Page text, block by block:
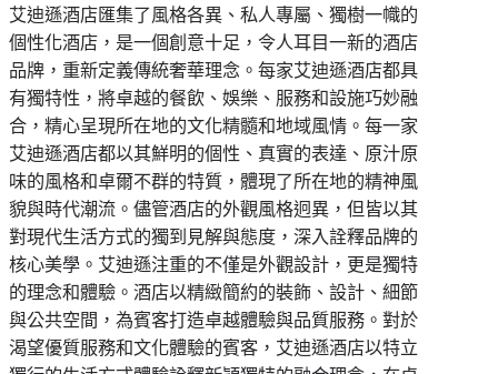
艾迪遜酒店匯集了風格各異、私人專屬、獨樹一幟的
個性化酒店，是一個創意十足，令人耳目一新的酒店
品牌，重新定義傳統奢華理念。每家艾迪遜酒店都具
有獨特性，將卓越的餐飲、娛樂、服務和設施巧妙融
合，精心呈現所在地的文化精髓和地域風情。每一家
艾迪遜酒店都以其鮮明的個性、真實的表達、原汁原
味的風格和卓爾不群的特質，體現了所在地的精神風
貌與時代潮流。儘管酒店的外觀風格迥異，但皆以其
對現代生活方式的獨到見解與態度，深入詮釋品牌的
核心美學。艾迪遜注重的不僅是外觀設計，更是獨特
的理念和體驗。酒店以精緻簡約的裝飾、設計、細節
與公共空間，為賓客打造卓越體驗與品質服務。對於
渴望優質服務和文化體驗的賓客，艾迪遜酒店以特立